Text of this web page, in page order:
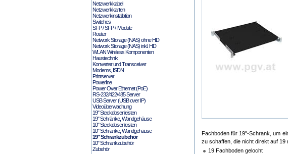
Netzwerkkabel
Netzwerkkarten
Netzwerkinstallation
Switches
SFP / SFP+ Module
Router
Network Storage (NAS) ohne HD
Network Storage (NAS) inkl. HD
WLAN Wireless Komponenten
Haustechnik
Konverter und Transceiver
Modems, ISDN
Printserver
Powerline
Power Over Ethernet (PoE)
RS-232/422/485 Server
USB Server (USB over IP)
Videoüberwachung
19" Steckdosenleisten
19" Schränke, Wandgehäuse
10" Steckdosenleisten
10" Schränke, Wandgehäuse
19" Schrankzubehör
10" Schrankzubehör
Zubehör
Fachboden für 19"-Schrank, um
zu schaffen, die nicht direkt auf 19
19 Fachboden gelocht